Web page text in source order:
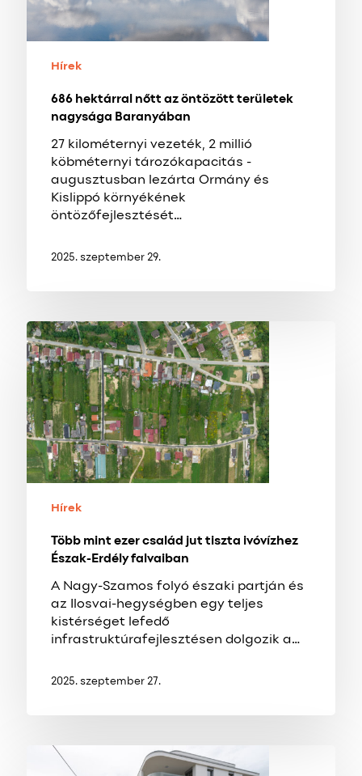
Hírek
686 hektárral nőtt az öntözött területek
nagysága Baranyában
27 kilométernyi vezeték, 2 millió
köbméternyi tározókapacitás -
augusztusban lezárta Ormány és
Kislippó környékének
öntözőfejlesztését…
2025. szeptember 29.
Több
mint
ezer
család
jut
tiszta
ivóvízhez
Észak-
Erdély
Hírek
Több mint ezer család jut tiszta ivóvízhez
Észak-Erdély falvaiban
A Nagy-Szamos folyó északi partján és
az Ilosvai-hegységben egy teljes
kistérséget lefedő
infrastruktúrafejlesztésen dolgozik a…
2025. szeptember 27.
Kortárs